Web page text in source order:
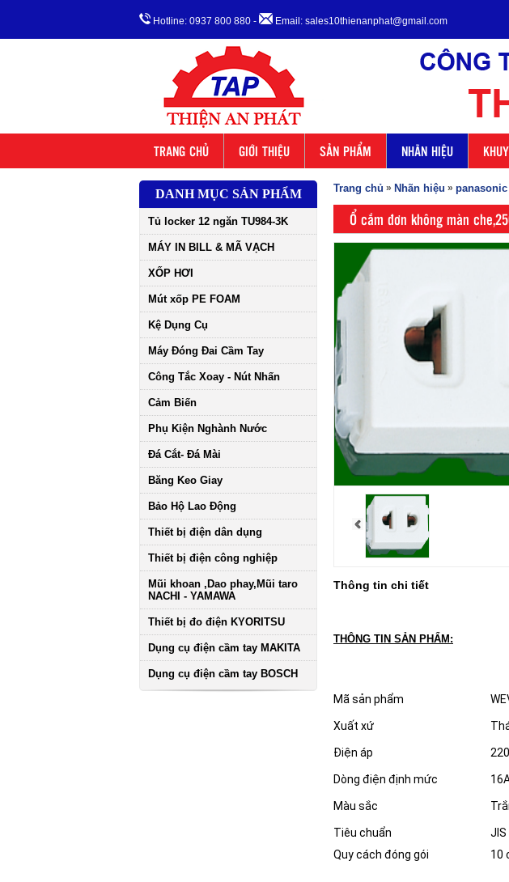
Hotline: 0937 800 880 - Email: sales10thienanphat@gmail.com
TRANG CHỦ GIỚI THIỆU SẢN PHẨM NHÃN HIỆU
DANH MỤC SẢN PHẨM
Tủ locker 12 ngăn TU984-3K
MÁY IN BILL & MÃ VẠCH
XỐP HƠI
Mút xốp PE FOAM
Kệ Dụng Cụ
Máy Đóng Đai Cầm Tay
Công Tắc Xoay - Nút Nhấn
Cảm Biến
Phụ Kiện Nghành Nước
Đá Cắt- Đá Mài
Băng Keo Giay
Bảo Hộ Lao Động
Thiết bị điện dân dụng
Thiết bị điện công nghiệp
Mũi khoan ,Dao phay,Mũi taro
NACHI - YAMAWA
Thiết bị đo điện KYORITSU
Dụng cụ điện cầm tay MAKITA
Dụng cụ điện cầm tay BOSCH
Trang chủ » Nhãn hiệu » panasonic
Ổ cắm đơn không màn
Thông tin chi tiết
THÔNG TIN SẢN PHẨM:
Mã sản phẩm
Xuất xứ
Điện áp
Dòng điện định mức
Màu sắc
Tiêu chuẩn
JIS
Quy cách đóng gói
10